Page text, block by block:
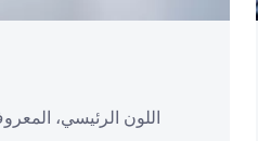
اللون الرئيسي،